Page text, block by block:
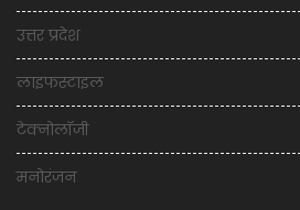
उत्तर प्रदेश
लाइफस्टाइल
टेक्नोलॉजी
मनोरंजन